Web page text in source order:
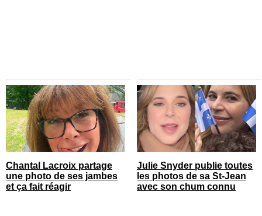
Chantal Lacroix partage
une photo de ses jambes
et ça fait réagir
Julie Snyder publie toutes
les photos de sa St-Jean
avec son chum connu